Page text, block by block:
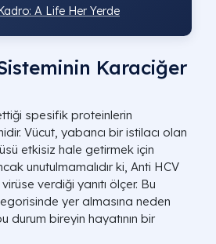
A Life Her Yerde
Karaciğer
spesifik proteinlerin
Vücut, yabancı bir istilacı olan
etkisiz hale getirmek için
unutulmamalıdır ki, Anti HCV
verdiği yanıtı ölçer. Bu
yer almasına neden
durum bireyin hayatının bir